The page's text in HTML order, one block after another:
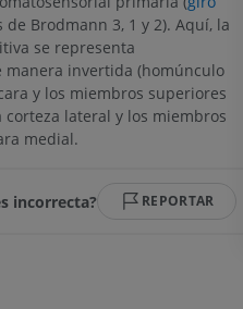
de Brodmann 3, 1 y 2). Aquí, la
se representa
manera invertida (homúnculo
y los miembros superiores
corteza lateral y los miembros
medial.
incorrecta? REPORTAR
PREMIUM
IRM de la cadera
IRM
PREMIUM
IRM